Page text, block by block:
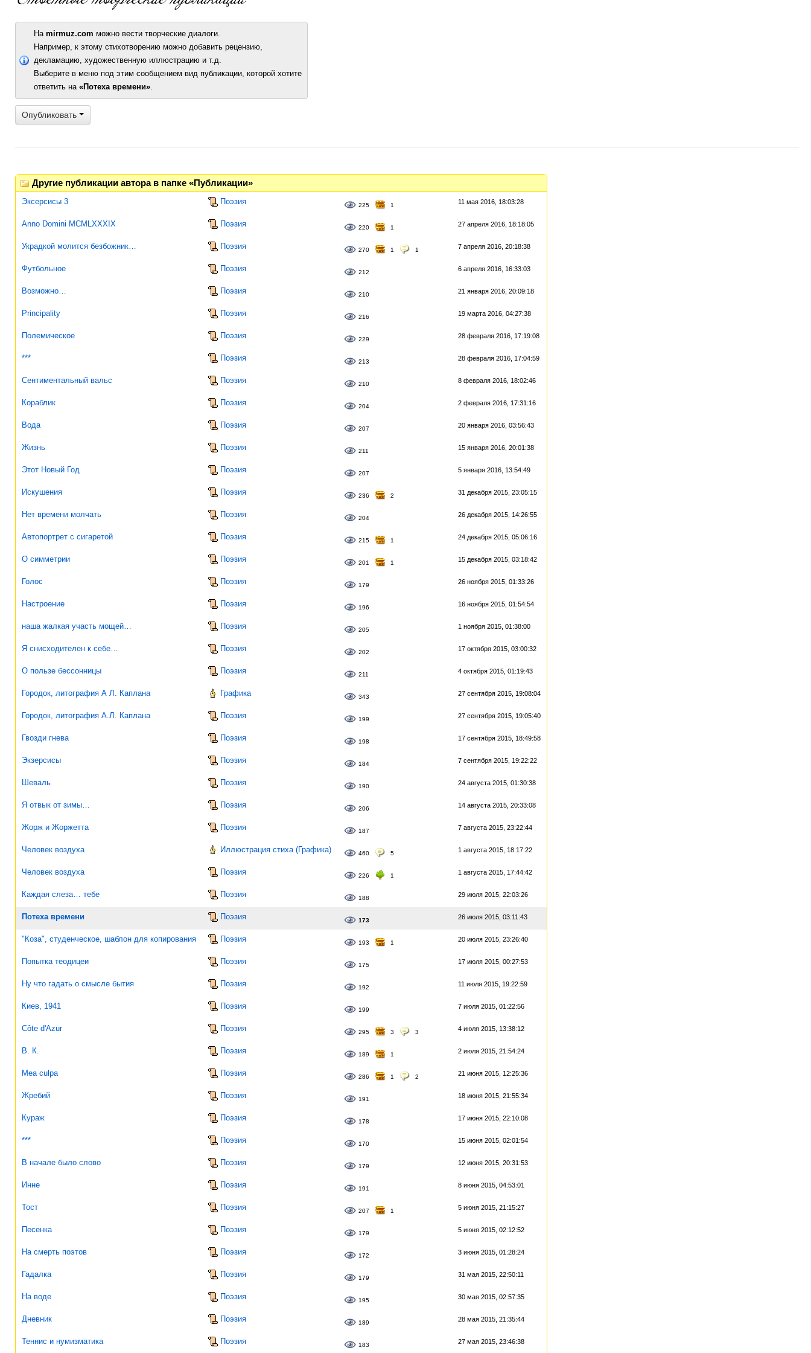
На mirmuz.com можно вести творческие диалоги.
Например, к этому стихотворению можно добавить рецензию,
декламацию, художественную иллюстрацию и т.д.
Выберите в меню под этим сообщением вид публикации, которой хотите
ответить на «Потеха времени».
Опубликовать
Другие публикации автора в папке «Публикации»
Эксерсисы 3 Поэзия 225 1 11 мая 2016, 18:03:28
Anno Domini MCMLXXXIX Поэзия 220 1 27 апреля 2016, 18:18:05
Украдкой молится безбожник… Поэзия 270 1 1 7 апреля 2016, 20:18:38
Футбольное Поэзия 212 6 апреля 2016, 16:33:03
Возможно… Поэзия 210 21 января 2016, 20:09:18
Principality Поэзия 216 19 марта 2016, 04:27:38
Полемическое Поэзия 229 28 февраля 2016, 17:19:08
*** Поэзия 213 28 февраля 2016, 17:04:59
Сентиментальный вальс Поэзия 210 8 февраля 2016, 18:02:46
Кораблик Поэзия 204 2 февраля 2016, 17:31:16
Вода Поэзия 207 20 января 2016, 03:56:43
Жизнь Поэзия 211 15 января 2016, 20:01:38
Этот Новый Год Поэзия 207 5 января 2016, 13:54:49
Искушения Поэзия 236 2 31 декабря 2015, 23:05:15
Нет времени молчать Поэзия 204 26 декабря 2015, 14:26:55
Автопортрет с сигаретой Поэзия 215 1 24 декабря 2015, 05:06:16
О симметрии Поэзия 201 1 15 декабря 2015, 03:18:42
Голос Поэзия 179 26 ноября 2015, 01:33:26
Настроение Поэзия 196 16 ноября 2015, 01:54:54
наша жалкая участь мощей… Поэзия 205 1 ноября 2015, 01:38:00
Я снисходителен к себе… Поэзия 202 17 октября 2015, 03:00:32
О пользе бессонницы Поэзия 211 4 октября 2015, 01:19:43
Городок, литография А Л. Каплана Графика 343 27 сентября 2015, 19:08:04
Городок, литография А.Л. Каплана Поэзия 199 27 сентября 2015, 19:05:40
Гвозди гнева Поэзия 198 17 сентября 2015, 18:49:58
Экзерсисы Поэзия 184 7 сентября 2015, 19:22:22
Шеваль Поэзия 190 24 августа 2015, 01:30:38
Я отвык от зимы… Поэзия 206 14 августа 2015, 20:33:08
Жорж и Жоржетта Поэзия 187 7 августа 2015, 23:22:44
Человек воздуха Иллюстрация стиха (Графика) 460 5 1 августа 2015, 18:17:22
Человек воздуха Поэзия 226 1 1 августа 2015, 17:44:42
Каждая слеза… тебе Поэзия 188 29 июля 2015, 22:03:26
Потеха времени Поэзия 173 26 июля 2015, 03:11:43
"Коза", студенческое, шаблон для копирования Поэзия 193 1 20 июля 2015, 23:26:40
Попытка теодицеи Поэзия 175 17 июля 2015, 00:27:53
Ну что гадать о смысле бытия Поэзия 192 11 июля 2015, 19:22:59
Киев, 1941 Поэзия 199 7 июля 2015, 01:22:56
Côte d'Azur Поэзия 295 3 3 4 июля 2015, 13:38:12
В. К. Поэзия 189 1 2 июля 2015, 21:54:24
Mea culpa Поэзия 286 1 2 21 июня 2015, 12:25:36
Жребий Поэзия 191 18 июня 2015, 21:55:34
Кураж Поэзия 178 17 июня 2015, 22:10:08
*** Поэзия 170 15 июня 2015, 02:01:54
В начале было слово Поэзия 179 12 июня 2015, 20:31:53
Инне Поэзия 191 8 июня 2015, 04:53:01
Тост Поэзия 207 1 5 июня 2015, 21:15:27
Песенка Поэзия 179 5 июня 2015, 02:12:52
На смерть поэтов Поэзия 172 3 июня 2015, 01:28:24
Гадалка Поэзия 179 31 мая 2015, 22:50:11
На воде Поэзия 195 30 мая 2015, 02:57:35
Дневник Поэзия 189 28 мая 2015, 21:35:44
Теннис и нумизматика Поэзия 183 27 мая 2015, 23:46:38